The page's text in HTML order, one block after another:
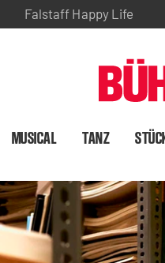
Falstaff Happy Life
MUSICAL TANZ